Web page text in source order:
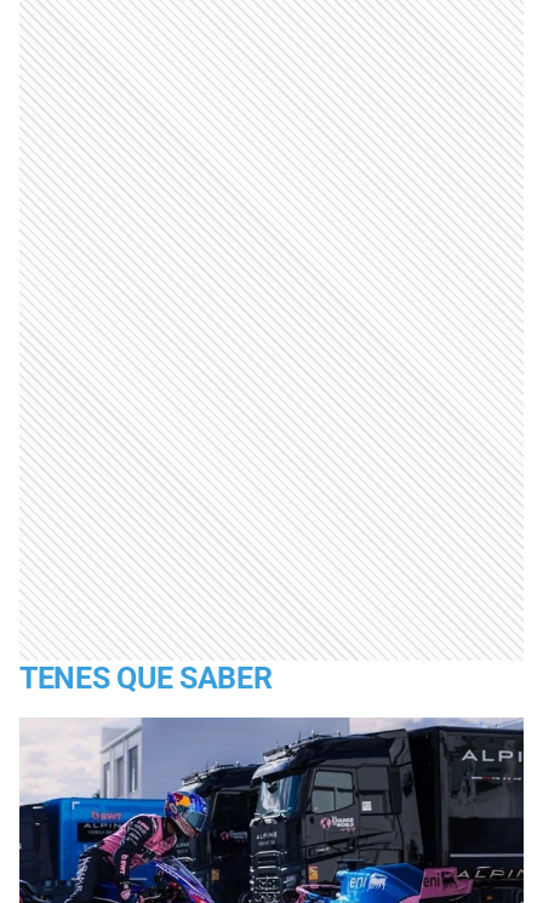
TENES QUE SABER